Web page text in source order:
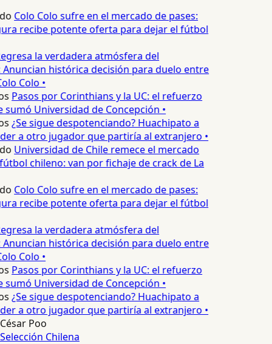
Colo Colo sufre en el mercado de pases:
recibe potente oferta para dejar el fútbol
la verdadera atmósfera del
histórica decisión para duelo entre
Colo •
Pasos por Corinthians y la UC: el refuerzo
Universidad de Concepción •
¿Se sigue despotenciando? Huachipato a
a otro jugador que partiría al extranjero •
Universidad de Chile remece el mercado
chileno: van por fichaje de crack de La
Colo Colo sufre en el mercado de pases:
recibe potente oferta para dejar el fútbol
la verdadera atmósfera del
histórica decisión para duelo entre
Colo •
Pasos por Corinthians y la UC: el refuerzo
Universidad de Concepción •
¿Se sigue despotenciando? Huachipato a
a otro jugador que partiría al extranjero •
César Poo
Selección Chilena